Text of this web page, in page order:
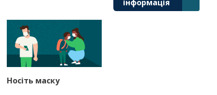
інформація
Носіть маску